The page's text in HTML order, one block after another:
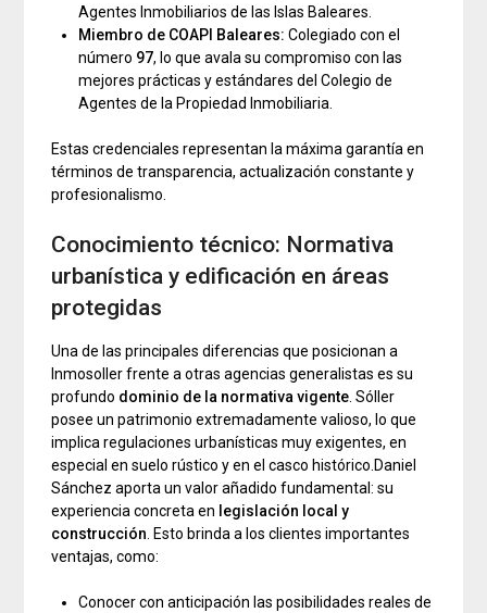
Agentes Inmobiliarios de las Islas Baleares.
Miembro de COAPI Baleares: Colegiado con el
número 97, lo que avala su compromiso con las
mejores prácticas y estándares del Colegio de
Agentes de la Propiedad Inmobiliaria.
Estas credenciales representan la máxima garantía en
términos de transparencia, actualización constante y
profesionalismo.
Conocimiento técnico: Normativa
urbanística y edificación en áreas
protegidas
Una de las principales diferencias que posicionan a
Inmosoller frente a otras agencias generalistas es su
profundo dominio de la normativa vigente. Sóller
posee un patrimonio extremadamente valioso, lo que
implica regulaciones urbanísticas muy exigentes, en
especial en suelo rústico y en el casco histórico.Daniel
Sánchez aporta un valor añadido fundamental: su
experiencia concreta en legislación local y
construcción. Esto brinda a los clientes importantes
ventajas, como:
Conocer con anticipación las posibilidades reales de